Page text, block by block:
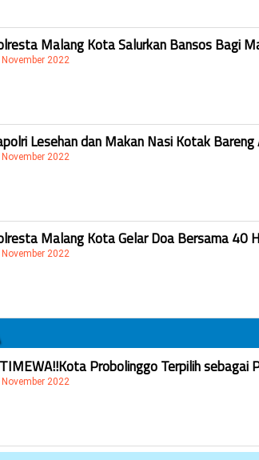
Malang Kota Salurkan Bansos Bagi
2022
Lesehan dan Makan Nasi Kotak
2022
Malang Kota Gelar Doa Bersama 40
November 2022
Probolinggo Terpilih sebagai
November 2022